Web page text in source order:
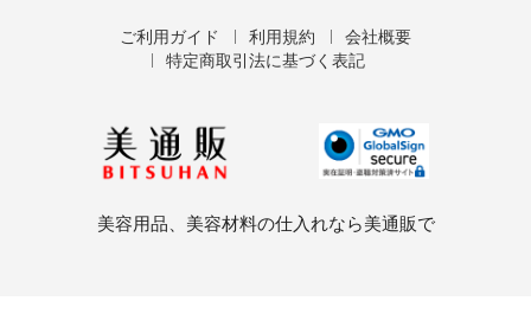
ご利用ガイド 利用規約
会社概要
特定商取引法に基づく表記
美容用品、美容材料の仕入れなら美通販で